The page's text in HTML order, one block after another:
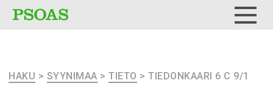
HAKU > SYYNIMAA > TIETO > TIEDONKAARI 6 C 9/1